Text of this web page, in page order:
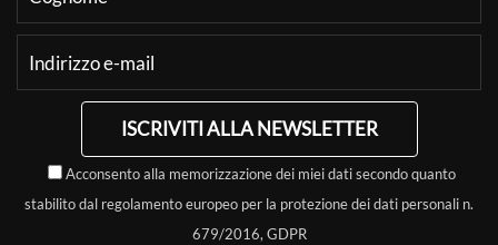
ISCRIVITI ALLA NEWSLETTER
Acconsento alla memorizzazione dei miei dati secondo quanto
stabilito dal regolamento europeo per la protezione dei dati personali n.
679/2016, GDPR